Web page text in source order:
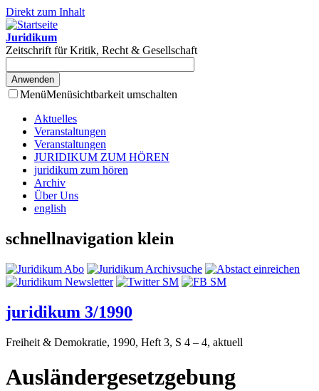
Direkt zum Inhalt
Juridikum
Zeitschrift für Kritik, Recht & Gesellschaft
MenüMenüsichtbarkeit umschalten
Aktuelles
Veranstaltungen
Veranstaltungen
JURIDIKUM ZUM HÖREN
juridikum zum hören
Archiv
Über Uns
english
schnellnavigation klein
juridikum 3/1990
Freiheit & Demokratie, 1990, Heft 3, S 4 – 4, aktuell
Ausländergesetzgebung